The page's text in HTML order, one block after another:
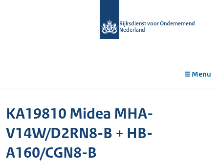
Rijksdienst voor Ondernemend
Nederland
Menu
KA19810 Midea MHA-
V14W/D2RN8-B + HB-
A160/CGN8-B